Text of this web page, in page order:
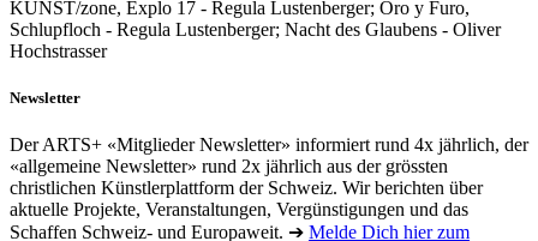
KUNST/zone, Explo 17 - Regula Lustenberger; Oro y Furo,
Schlupfloch - Regula Lustenberger; Nacht des Glaubens - Oliver
Hochstrasser
Newsletter
Der ARTS+ «Mitglieder Newsletter» informiert rund 4x jährlich, der
«allgemeine Newsletter» rund 2x jährlich aus der grössten
christlichen Künstlerplattform der Schweiz. Wir berichten über
aktuelle Projekte, Veranstaltungen, Vergünstigungen und das
Schaffen Schweiz- und Europaweit. ➔ Melde Dich hier zum